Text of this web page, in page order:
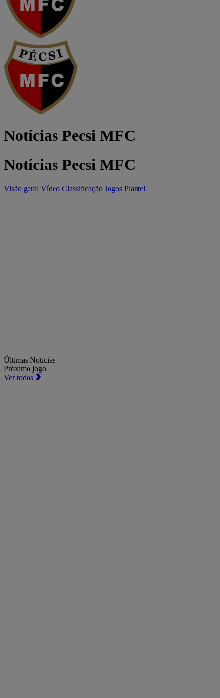
Notícias Pecsi MFC
Notícias Pecsi MFC
Visão geral Vídeo Classificação Jogos Plantel
Últimas Notícias
Próximo jogo
Ver todos